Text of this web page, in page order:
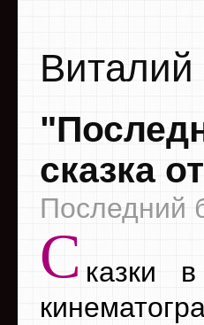
сказка
Последний
С казки в